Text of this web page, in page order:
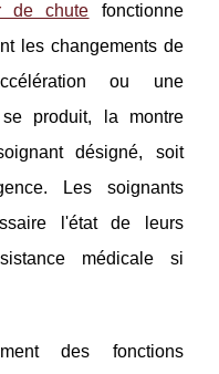
de chute fonctionne
les changements de
ou une
produit, la montre
désigné, soit
Les soignants
l'état de leurs
médicale si
des fonctions